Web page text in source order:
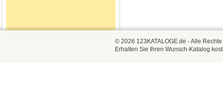
© 2026 123KATALOGE.de - Alle
Erhalten Sie Ihren Wunsch-Katalog